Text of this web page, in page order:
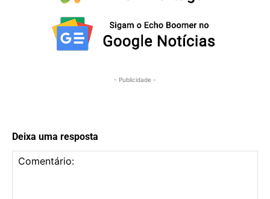
- Publicidade -
Deixa uma resposta